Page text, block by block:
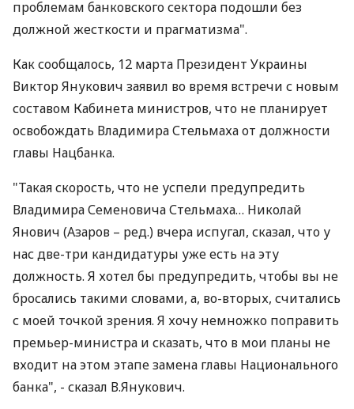
проблемам банковского сектора подошли без
должной жесткости и прагматизма".
Как сообщалось, 12 марта Президент Украины
Виктор Янукович заявил во время встречи с новым
составом Кабинета министров, что не планирует
освобождать Владимира Стельмаха от должности
главы Нацбанка.
"Такая скорость, что не успели предупредить
Владимира Семеновича Стельмаха… Николай
Янович (Азаров – ред.) вчера испугал, сказал, что у
нас две-три кандидатуры уже есть на эту
должность. Я хотел бы предупредить, чтобы вы не
бросались такими словами, а, во-вторых, считались
с моей точкой зрения. Я хочу немножко поправить
премьер-министра и сказать, что в мои планы не
входит на этом этапе замена главы Национального
банка", - сказал В.Янукович.